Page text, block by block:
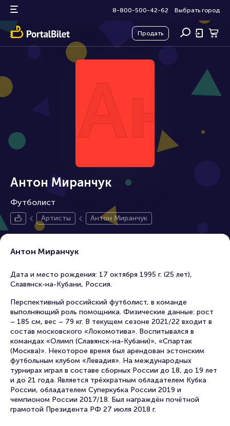
8-800-500-42-62 Выбрать город
Продать
Антон Миранчук
Футболист
Артисты Антон Миранчук
Антон Миранчук
Дата и место рождения: 17 октября 1995 г. (25 лет),
Славянск-на-Кубани, Россия.
Перспективный российский футболист, в команде
выполняющий роль помощника. Физические данные: рост
– 185 см, вес – 79 кг. В текущем сезоне 2021/22 входит в
состав московского «Локомотива». Воспитывался в
командах «Олимп (Славянск-на-Кубани)», «Спартак
(Москва)». Некоторое время был арендован эстонским
футбольным клубом «Левадия». На международных
турнирах играл в составе сборных России до 18, до 19 лет
и до 21 года. Является трёхкратным обладателем Кубка
России, обладателем Суперкубка России 2019 и
чемпионом России 2017/18. Был награждён почётной
грамотой Президента РФ 27 июля 2018 г.